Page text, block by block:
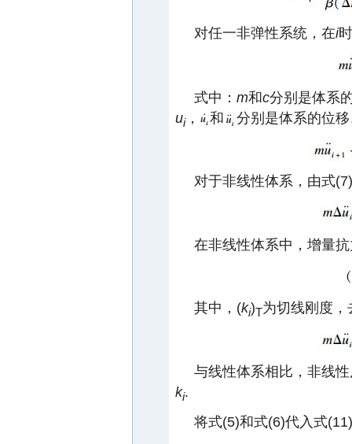
对任一非弹性系统，在i
式中： m和c分别是体系
ui， 和 分别是体系的位
对于非线性体系，由式
在非线性体系中，增量
其中，(ki)T为切线刚度
与线性体系相比，非线
ki.
将式(5)和式(6)代入式